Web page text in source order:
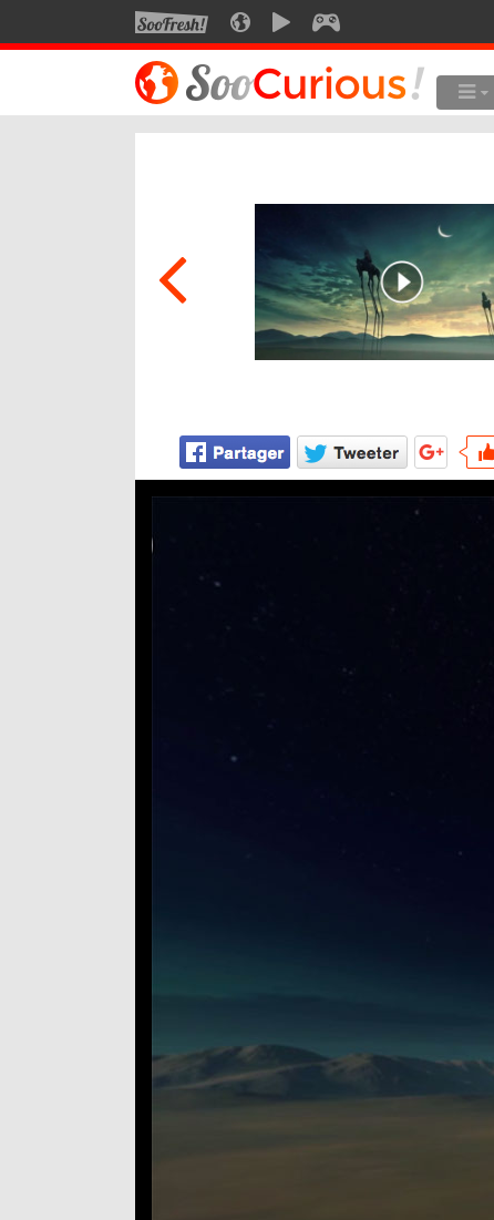
SOOFRESHSOOCURIOUSSOOMOTION
Style de vie
Technologie